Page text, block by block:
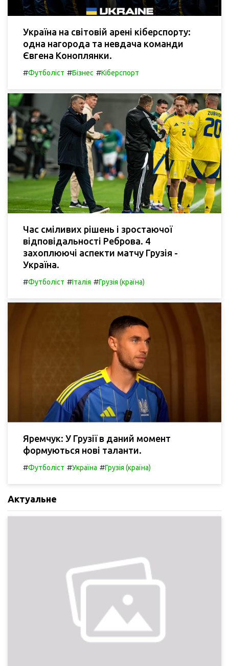
Україна на світовій арені кіберспорту:
одна нагорода та невдача команди
Євгена Коноплянки.
#Футболіст #Бізнес #Кіберспорт
Час сміливих рішень і зростаючої
відповідальності Реброва. 4
захоплюючі аспекти матчу Грузія -
Україна.
#Футболіст #Італія #Грузія (країна)
Яремчук: У Грузії в даний момент
формуються нові таланти.
#Футболіст #Україна #Грузія (країна)
Актуальне